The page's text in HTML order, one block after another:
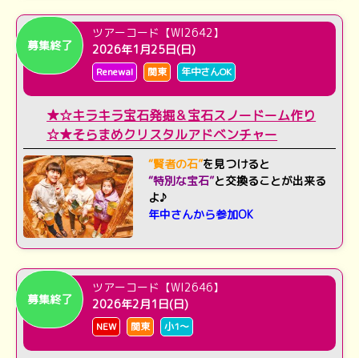
募集終了
ツアーコード【WI2642】
2026年1月25日(日)
Renewal 関東 年中さんOK
★☆キラキラ宝石発掘＆宝石スノードーム作り
☆★そらまめクリスタルアドベンチャー
“賢者の石”を見つけると
“特別な宝石”と交換ることが出来る
よ♪
年中さんから参加OK
募集終了
ツアーコード【WI2646】
2026年2月1日(日)
NEW 関東 小1～